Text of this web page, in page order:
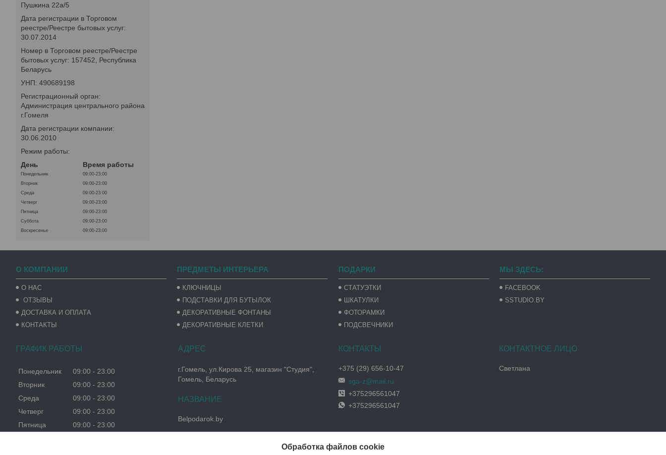
Пушкина 22а/5
Дата регистрации в Торговом
реестре/Реестре бытовых услуг:
30.07.2014
Номер в Торговом реестре/Реестре
бытовых услуг: 157452, Республика
Беларусь
УНП: 490689198
Регистрационный орган:
Администрация центрального района
г.Гомеля
Дата регистрации компании:
30.06.2010
Режим работы:
День
Время работы
Понедельник
09:00-23:00
Вторник
09:00-23:00
Среда
09:00-23:00
Четверг
09:00-23:00
Пятница
09:00-23:00
Суббота
09:00-23:00
Воскресенье
09:00-23:00
О КОМПАНИИ
О НАС
ОТЗЫВЫ
ДОСТАВКА И ОПЛАТА
КОНТАКТЫ
ПРЕДМЕТЫ ИНТЕРЬЕРА
КЛЮЧНИЦЫ
ПОДСТАВКИ ДЛЯ БУТЫЛОК
ДЕКОРАТИВНЫЕ ФОНТАНЫ
ДЕКОРАТИВНЫЕ КЛЕТКИ
ПОДАРКИ
СТАТУЭТКИ
ШКАТУЛКИ
ФОТОРАМКИ
ПОДСВЕЧНИКИ
МЫ ЗДЕСЬ:
FACEBOOK
SSTUDIO.BY
ГРАФИК РАБОТЫ
Понедельник 09:00
23:00
Вторник
09:00
23:00
Среда
09:00
23:00
Четверг
09:00
23:00
Пятница
09:00
23:00
г.Гомель, ул.Кирова 25, магазин "Студия",
Гомель, Беларусь
Belpodarok.by
+375 (29) 656-10-47
sga-z@mail.ru
+375296561047
+375296561047
Светлана
Обработка файлов cookie